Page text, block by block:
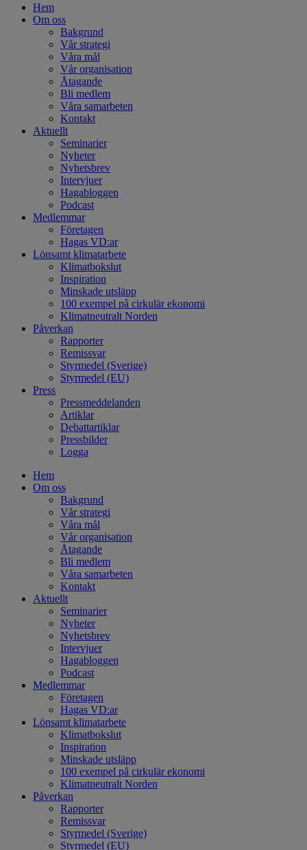
Hem
Om oss
Bakgrund
Vår strategi
Våra mål
Vår organisation
Åtagande
Bli medlem
Våra samarbeten
Kontakt
Aktuellt
Seminarier
Nyheter
Nyhetsbrev
Intervjuer
Hagabloggen
Podcast
Medlemmar
Företagen
Hagas VD:ar
Lönsamt klimatarbete
Klimatbokslut
Inspiration
Minskade utsläpp
100 exempel på cirkulär ekonomi
Klimatneutralt Norden
Påverkan
Rapporter
Remissvar
Styrmedel (Sverige)
Styrmedel (EU)
Press
Pressmeddelanden
Artiklar
Debattartiklar
Pressbilder
Logga
Hem
Om oss
Bakgrund
Vår strategi
Våra mål
Vår organisation
Åtagande
Bli medlem
Våra samarbeten
Kontakt
Aktuellt
Seminarier
Nyheter
Nyhetsbrev
Intervjuer
Hagabloggen
Podcast
Medlemmar
Företagen
Hagas VD:ar
Lönsamt klimatarbete
Klimatbokslut
Inspiration
Minskade utsläpp
100 exempel på cirkulär ekonomi
Klimatneutralt Norden
Påverkan
Rapporter
Remissvar
Styrmedel (Sverige)
Styrmedel (EU)